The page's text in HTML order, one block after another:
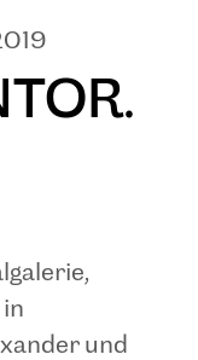
und